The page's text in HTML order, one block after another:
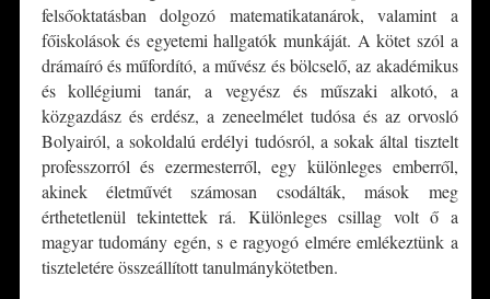
felsőoktatásban dolgozó matematikatanárok, valamint a
főiskolások és egyetemi hallgatók munkáját. A kötet szól a
drámaíró és műfordító, a művész és bölcselő, az akadémikus
és kollégiumi tanár, a vegyész és műszaki alkotó, a
közgazdász és erdész, a zeneelmélet tudósa és az orvosló
Bolyairól, a sokoldalú erdélyi tudósról, a sokak által tisztelt
professzorról és ezermesterről, egy különleges emberről,
akinek életművét számosan csodálták, mások meg
érthetetlenül tekintettek rá. Különleges csillag volt ő a
magyar tudomány egén, s e ragyogó elmére emlékeztünk a
tiszteletére összeállított tanulmánykötetben.